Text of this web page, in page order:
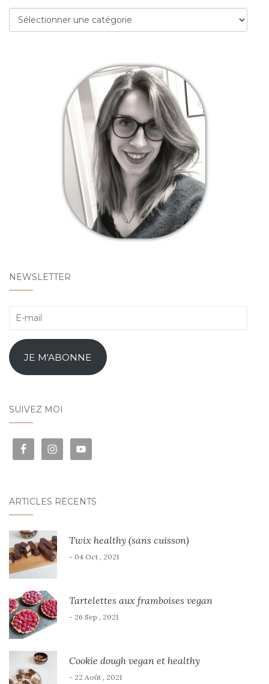
Catégories
NEWSLETTER
E-
JE M'ABONNE
SUIVEZ MOI
ARTICLES RÉCENTS
Twix healthy (sans cuisson)
- 04 Oct , 2021
Tartelettes aux framboises vegan
- 26 Sep , 2021
Cookie dough vegan et healthy
- 22 Août , 2021